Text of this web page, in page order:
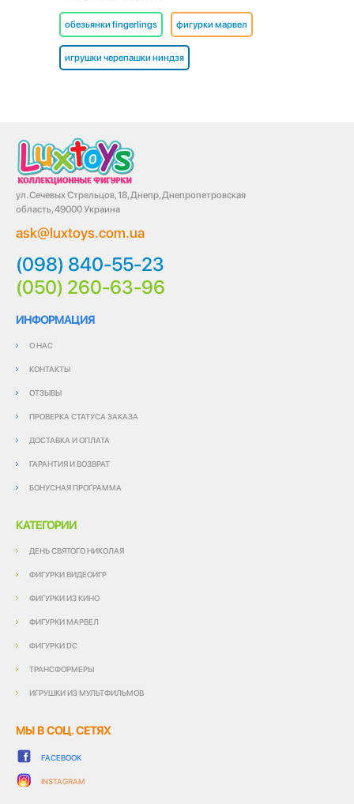
обезьянки fingerlings фигурки марвел
игрушки черепашки ниндзя
ул. Сечевых Стрельцов, 18, Днепр, Днепропетровская
область, 49000 Украина
ask@luxtoys.com.ua
(098) 840-55-23
(050) 260-63-96
ИНФОРМАЦИЯ
О НАС
КОНТАКТЫ
ОТЗЫВЫ
ПРОВЕРКА СТАТУСА ЗАКАЗА
ДОСТАВКА И ОПЛАТА
ГАРАНТИЯ И ВОЗВРАТ
БОНУСНАЯ ПРОГРАММА
КАТЕГОРИИ
ДЕНЬ СВЯТОГО НИКОЛАЯ
ФИГУРКИ ВИДЕОИГР
ФИГУРКИ ИЗ КИНО
ФИГУРКИ МАРВЕЛ
ФИГУРКИ DC
ТРАНСФОРМЕРЫ
ИГРУШКИ ИЗ МУЛЬТФИЛЬМОВ
МЫ В СОЦ. СЕТЯХ
FACEBOOK
INSTAGRAM